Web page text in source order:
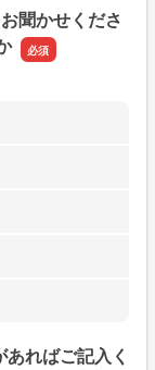
聞かせくださ
ればご記入く